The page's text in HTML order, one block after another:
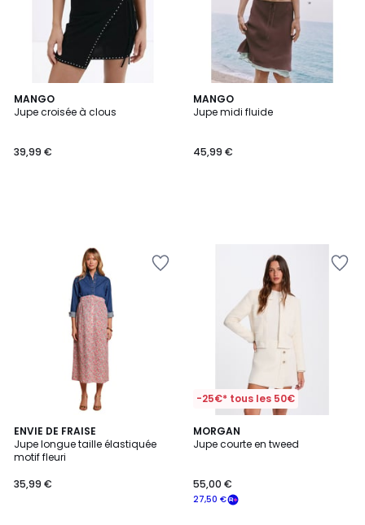
MANGO
Jupe croisée à clous
39,99 €
MANGO
Jupe midi fluide
45,99 €
ENVIE DE FRAISE
Jupe longue taille élastiquée
motif fleuri
35,99 €
-25€* tous les 50€
MORGAN
Jupe courte en tweed
27,50 €
55,00 €
2
/